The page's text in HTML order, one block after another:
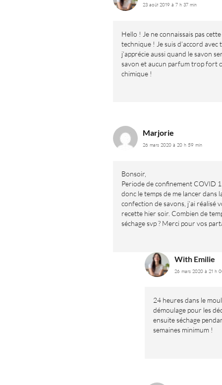
23 août 2019 à 7 h 37 min
Hello ! Je ne connaissais pas cette
technique ! Je suis d’accord avec
j’apprécie aussi quand le savon
savon et aucun parfum trop fort
chimique !
Marjorie
26 mars 2020 à 20 h 59 min
Bonsoir,
Periode de confinement COVID
donc le temps de me lancer dans
confection de savons, j’ai réalisé
recette hier soir. Combien de
séchage svp ? Merci pour vos
With Emilie
26 mars 2020 à 21 h
24 heures dans le
démoulage pour les
ensuite séchage
semaines minimum !